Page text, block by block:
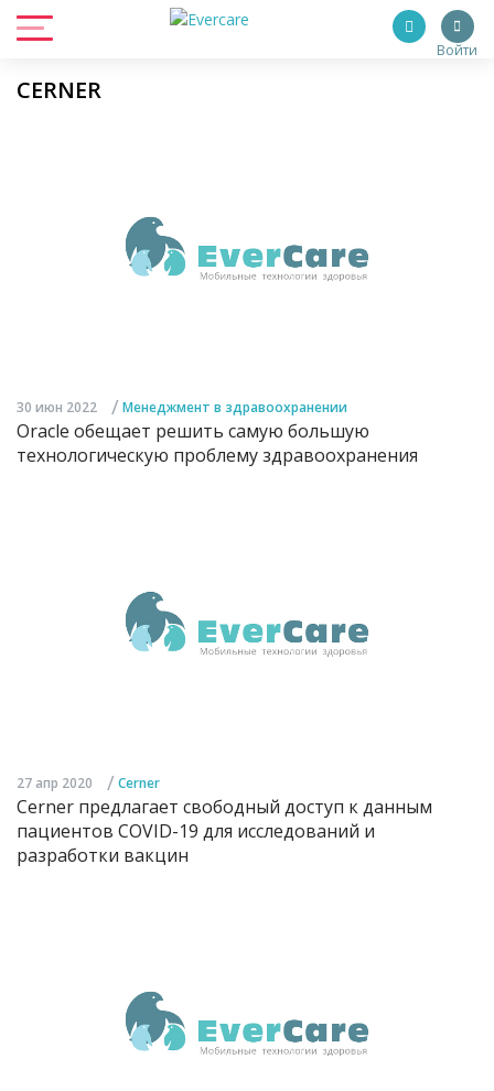
Войти
CERNER
30 июн 2022 / Менеджмент в здравоохранении
Oracle обещает решить самую большую
технологическую проблему здравоохранения
27 апр 2020 / Cerner
Cerner предлагает свободный доступ к данным
пациентов COVID-19 для исследований и
разработки вакцин